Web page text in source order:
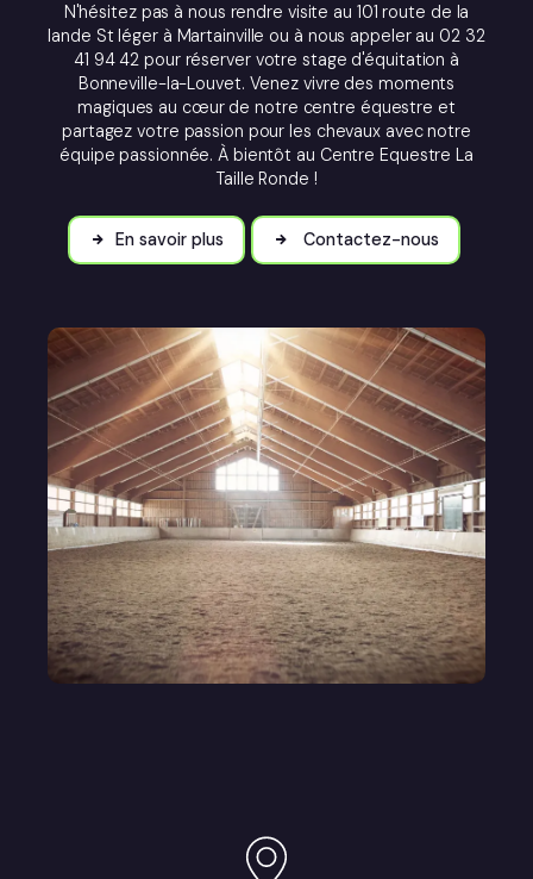
N'hésitez pas à nous rendre visite au 101 route de la
lande St léger à Martainville ou à nous appeler au 02 32
41 94 42 pour réserver votre stage d'équitation à
Bonneville-la-Louvet. Venez vivre des moments
magiques au cœur de notre centre équestre et
partagez votre passion pour les chevaux avec notre
équipe passionnée. À bientôt au Centre Equestre La
Taille Ronde !
En savoir plus Contactez-nous